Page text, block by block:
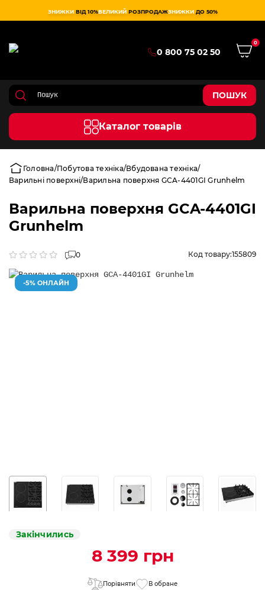
ЗНИЖКИ ВІД 10%ВЕЛИКИЙ РОЗПРОДАЖЗНИЖКИ ДО 50%
0 800 75 02 50
0
ПОШУК
Каталог товарів
Головна Побутова техніка Вбудована техніка
Варильні поверхні Варильна поверхня GCA-4401GI Grunhelm
Варильна поверхня GCA-4401GI
Grunhelm
0 Код товару:155809
-5% ОНЛАЙН
Закінчились
8 399 грн
Порівняти В обране